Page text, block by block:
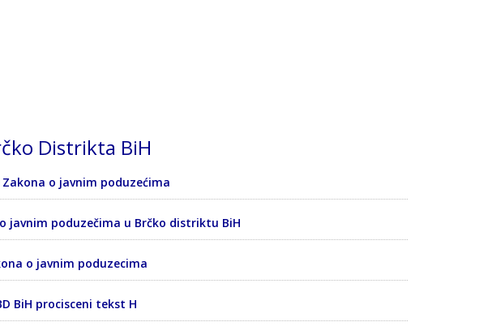
Distrikta BiH
o javnim poduzećima
javnim poduzečima u Brčko distriktu BiH
o javnim poduzecima
BiH procisceni tekst H